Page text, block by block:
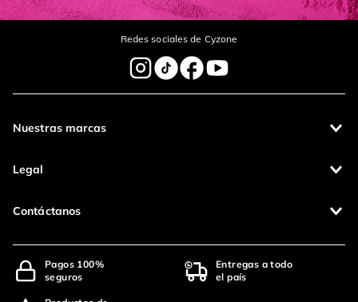
Redes sociales de Cyzone
Nuestras marcas
Legal
Contáctanos
Pagos 100%
seguros
Entregas a todo
el país